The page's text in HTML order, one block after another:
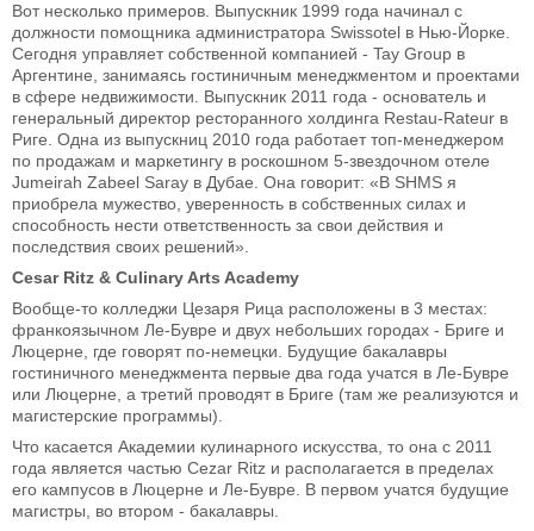
Вот несколько примеров. Выпускник 1999 года начинал с
должности помощника администратора Swissotel в Нью-Йорке.
Сегодня управляет собственной компанией - Tay Group в
Аргентине, занимаясь гостиничным менеджментом и проектами
в сфере недвижимости. Выпускник 2011 года - основатель и
генеральный директор ресторанного холдинга Restau-Rateur в
Риге. Одна из выпускниц 2010 года работает топ-менеджером
по продажам и маркетингу в роскошном 5-звездочном отеле
Jumeirah Zabeel Saray в Дубае. Она говорит: «В SHMS я
приобрела мужество, уверенность в собственных силах и
способность нести ответственность за свои действия и
последствия своих решений».
Cesar Ritz & Culinary Arts Academy
Вообще-то колледжи Цезаря Рица расположены в 3 местах:
франкоязычном Ле-Бувре и двух небольших городах - Бриге и
Люцерне, где говорят по-немецки. Будущие бакалавры
гостиничного менеджмента первые два года учатся в Ле-Бувре
или Люцерне, а третий проводят в Бриге (там же реализуются и
магистерские программы).
Что касается Академии кулинарного искусства, то она с 2011
года является частью Cezar Ritz и располагается в пределах
его кампусов в Люцерне и Ле-Бувре. В первом учатся будущие
магистры, во втором - бакалавры.